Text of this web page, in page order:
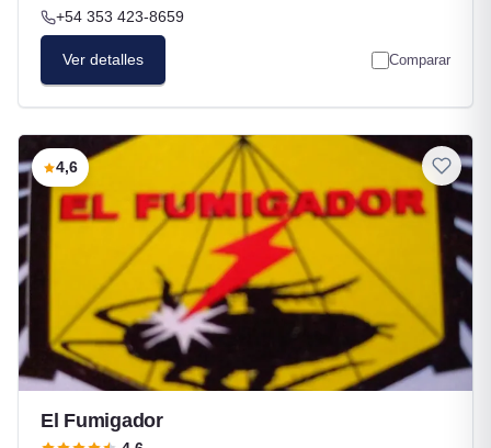
+54 353 423-8659
Ver detalles Comparar
4,6
El Fumigador